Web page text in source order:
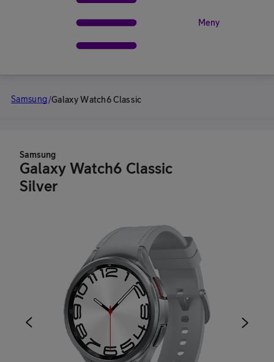
Meny
Samsung/Galaxy Watch6 Classic
Samsung
Galaxy Watch6 Classic
Silver